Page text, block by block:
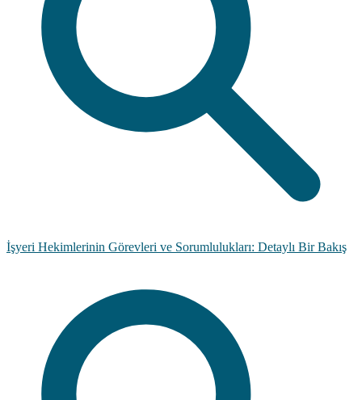
İşyeri Hekimlerinin Görevleri ve Sorumlulukları: Detaylı Bir Bakış